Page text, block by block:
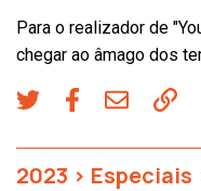
Para o realizador de
chegar ao âmago dos
2023 > Especiais